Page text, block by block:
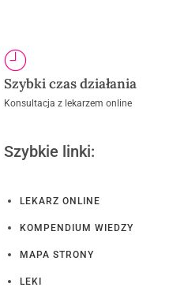
Szybki czas działania
Konsultacja z lekarzem online
Szybkie linki:
LEKARZ ONLINE
KOMPENDIUM WIEDZY
MAPA STRONY
LEKI